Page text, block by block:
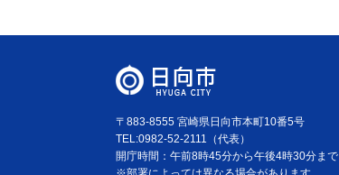
〒883-8555 宮崎県日向市本町10番5号
TEL:0982-52-2111（代表）
開庁時間：午前8時45分から午後4時30分まで